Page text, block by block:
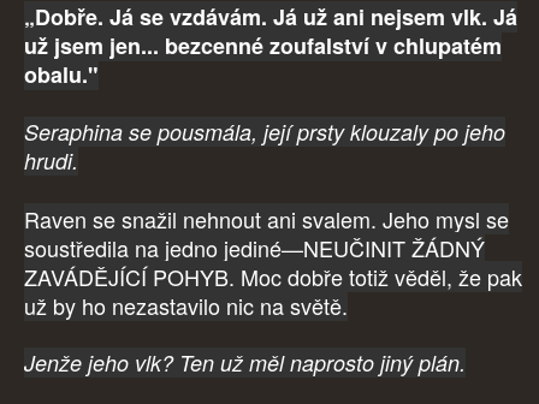
„Dobře. Já se vzdávám. Já už ani nejsem vlk. Já
už jsem jen... bezcenné zoufalství v chlupatém
obalu."
Seraphina se pousmála, její prsty klouzaly po jeho
hrudi.
Raven se snažil nehnout ani svalem. Jeho mysl se
soustředila na jedno jediné—NEUČINIT ŽÁDNÝ
ZAVÁDĚJÍCÍ POHYB. Moc dobře totiž věděl, že pak
už by ho nezastavilo nic na světě.
Jenže jeho vlk? Ten už měl naprosto jiný plán.